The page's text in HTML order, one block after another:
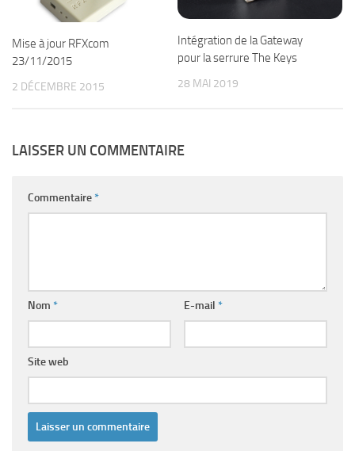
Mise à jour RFXcom
23/11/2015
2 DÉCEMBRE 2015
Intégration de la Gateway
pour la serrure The Keys
28 MAI 2019
LAISSER UN COMMENTAIRE
Commentaire*
Nom * E-mail *
Site web